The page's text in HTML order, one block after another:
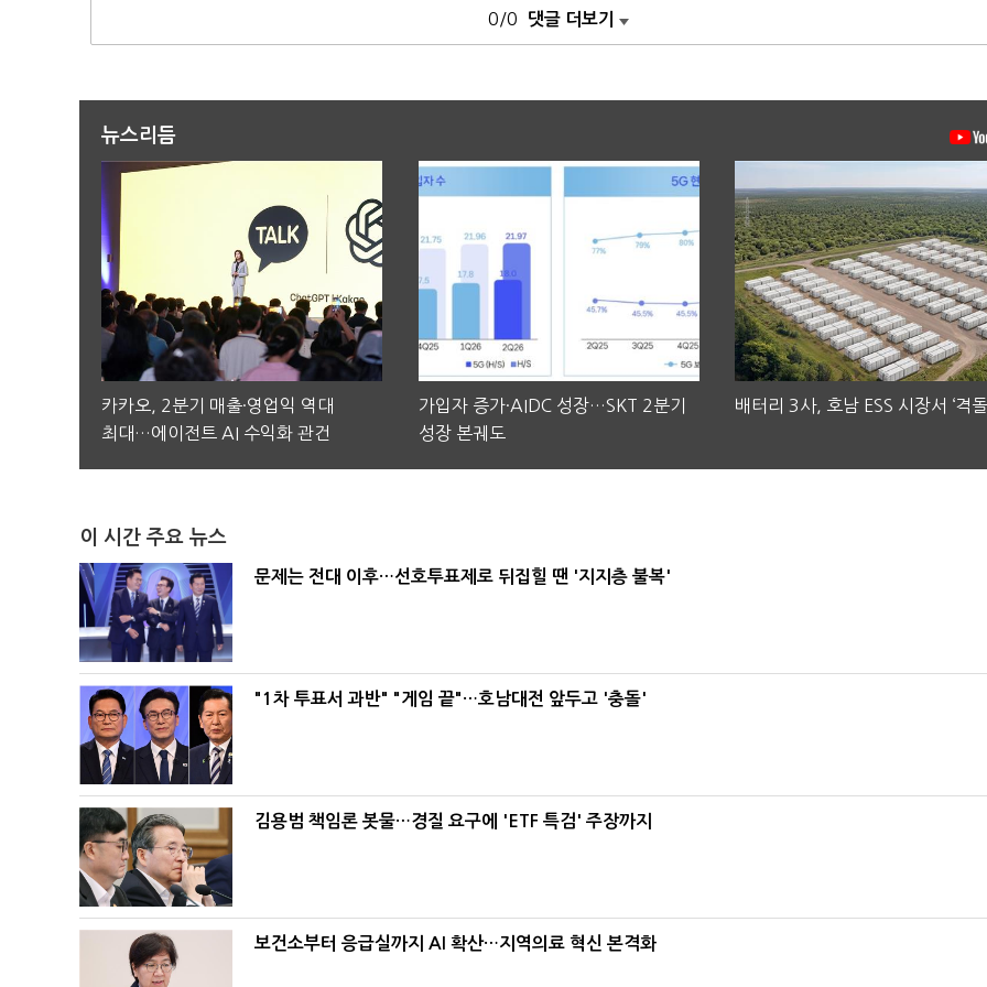
0/0 댓글 더보기
뉴스리듬
카카오, 2분기 매출·영업익 역대
최대…에이전트 AI 수익화 관건
가입자 증가·AIDC 성장…SKT 2분기
성장 본궤도
배터리 3사, 호남 ESS 시장서 ‘격돌
이 시간 주요 뉴스
문제는 전대 이후…선호투표제로 뒤집힐 땐 '지지층 불복'
"1차 투표서 과반" "게임 끝"…호남대전 앞두고 '충돌'
김용범 책임론 봇물…경질 요구에 'ETF 특검' 주장까지
보건소부터 응급실까지 AI 확산…지역의료 혁신 본격화